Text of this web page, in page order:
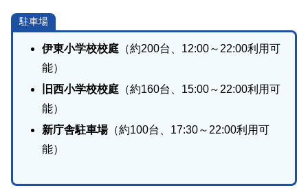
駐車場
伊東小学校校庭（約200台、12:00～22:00利用可
能）
旧西小学校校庭（約160台、15:00～22:00利用可
能）
新庁舎駐車場（約100台、17:30～22:00利用可
能）